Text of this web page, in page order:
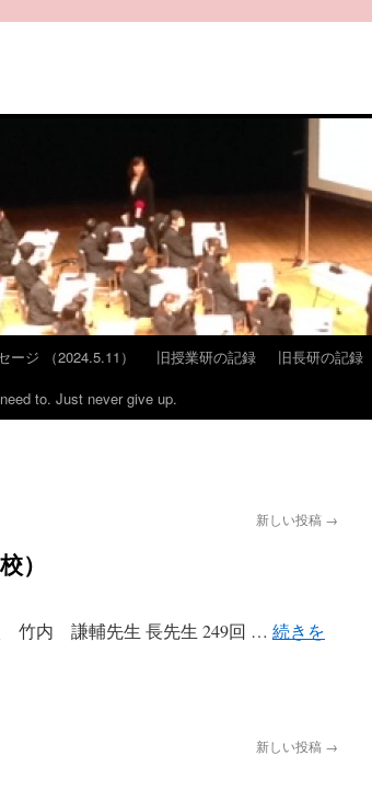
ジ （2024.5.11） 旧授業研の記録
旧長研の記録
to. Just never give up.
新しい投稿 →
）
竹内 謙輔先生 長先生 249回 … 続きを
新しい投稿 →